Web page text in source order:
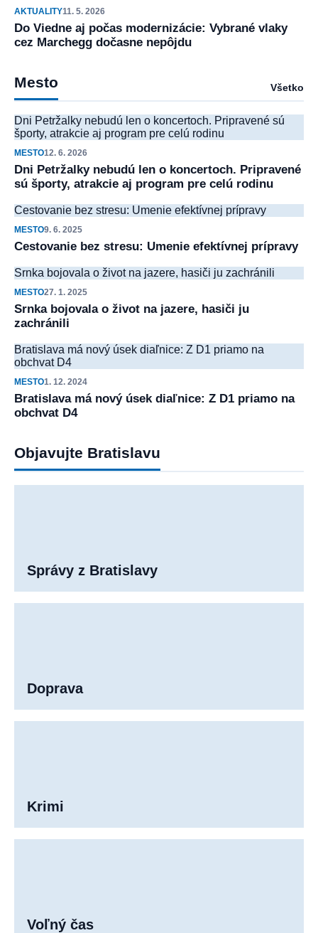
AKTUALITY11. 5. 2026
Do Viedne aj počas modernizácie: Vybrané vlaky
cez Marchegg dočasne nepôjdu
Mesto Všetko
Dni Petržalky nebudú len o koncertoch. Pripravené sú
športy, atrakcie aj program pre celú rodinu
MESTO12. 6. 2026
Dni Petržalky nebudú len o koncertoch. Pripravené
sú športy, atrakcie aj program pre celú rodinu
Cestovanie bez stresu: Umenie efektívnej prípravy
MESTO9. 6. 2025
Cestovanie bez stresu: Umenie efektívnej prípravy
Srnka bojovala o život na jazere, hasiči ju zachránili
MESTO27. 1. 2025
Srnka bojovala o život na jazere, hasiči ju
zachránili
Bratislava má nový úsek diaľnice: Z D1 priamo na
obchvat D4
MESTO1. 12. 2024
Bratislava má nový úsek diaľnice: Z D1 priamo na
obchvat D4
Objavujte Bratislavu
Správy z Bratislavy
Doprava
Krimi
Voľný čas